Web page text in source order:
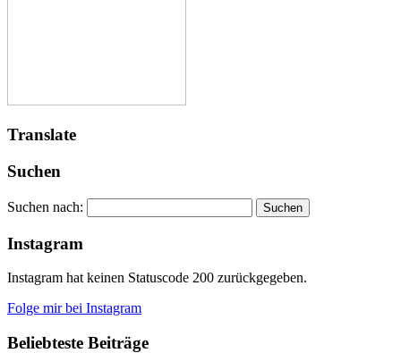
Translate
Suchen
Suchen nach:
Instagram
Instagram hat keinen Statuscode 200 zurückgegeben.
Folge mir bei Instagram
Beliebteste Beiträge